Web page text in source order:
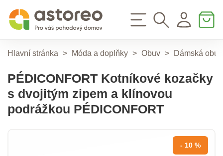
Hlavní stránka > Móda a doplňky > Obuv > Dámská obuv
PÉDICONFORT Kotníkové kozačky
s dvojitým zipem a klínovou
podrážkou PÉDICONFORT
- 10 %